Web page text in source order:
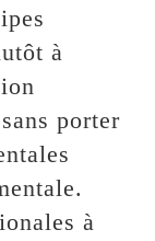
à
porter
à